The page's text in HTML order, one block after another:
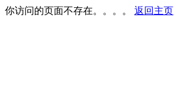
你访问的页面不存在。。。。 返回主页